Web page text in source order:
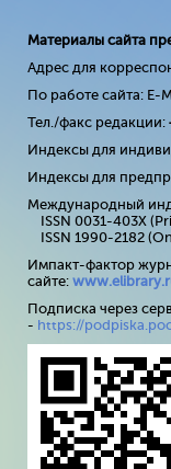
Материалы сайта
Адрес для
По работе сайта: E-
Тел./факс редакции:
Индексы для
Индексы для
Международный
ISSN 0031-403X
ISSN 1990-2182
Импакт-фактор
сайте: www.elibrary.
Подписка через
- https://